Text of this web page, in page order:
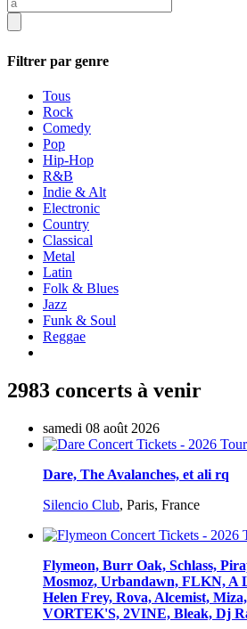
Filtrer par genre
Tous
Rock
Comedy
Pop
Hip-Hop
R&B
Indie & Alt
Electronic
Country
Classical
Metal
Latin
Folk & Blues
Jazz
Funk & Soul
Reggae
2983 concerts à venir
samedi 08 août 2026
Dare, The Avalanches, et ali rq
Silencio Club, Paris, France
Flymeon, Burr Oak, Schlass,
Mosmoz, Urbandawn, FLKN, A
Helen Frey, Rova, Alcemist,
VORTEK'S, 2VINE, Bleak, Dj